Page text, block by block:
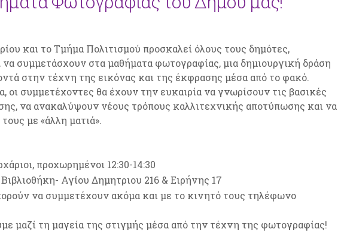
και το Τμήμα Πολιτισμού προσκαλεί όλους τους δημότες,
να συμμετάσχουν στα μαθήματα φωτογραφίας, μια δημιουργική δράση
στην τέχνη της εικόνας και της έκφρασης μέσα από το φακό.
οι συμμετέχοντες θα έχουν την ευκαιρία να γνωρίσουν τις βασικές
να ανακαλύψουν νέους τρόπους καλλιτεχνικής αποτύπωσης και να
με «άλλη ματιά».
προχωρημένοι 12:30-14:30
Αγίου Δημητριου 216 & Ειρήνης 17
να συμμετέχουν ακόμα και με το κινητό τους τηλέφωνο
μαζί τη μαγεία της στιγμής μέσα από την τέχνη της φωτογραφίας!